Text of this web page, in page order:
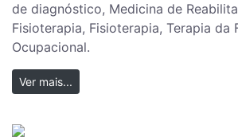
de diagnóstico, Medicina de
Fisioterapia, Fisioterapia, Terapia da
Ocupacional.
Ver mais...